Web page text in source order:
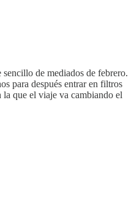
de mediados de febrero.
para después entrar en filtros
la que el viaje va cambiando el